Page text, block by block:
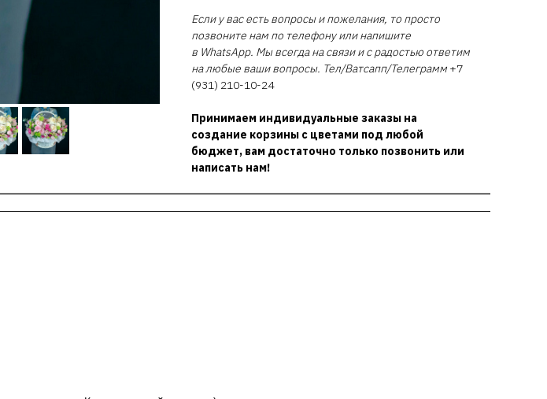
Если у вас есть вопросы и пожелания, то просто
позвоните нам по телефону или напишите
в WhatsApp. Мы всегда на связи и с радостью ответим
на любые ваши вопросы. Тел/Ватсапп/Телеграмм +7
(931) 210-10-24
Принимаем индивидуальные заказы на
создание корзины с цветами под любой
бюджет, вам достаточно только позвонить или
написать нам!